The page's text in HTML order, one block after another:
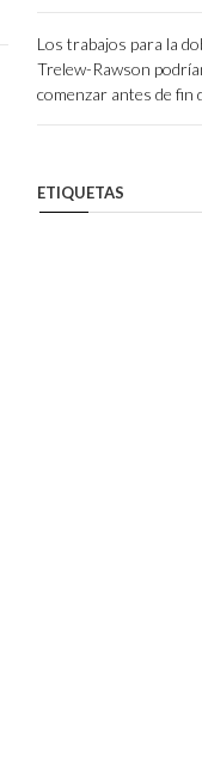
Los trabajos para la
Trelew-Rawson
comenzar antes de fin
ETIQUETAS